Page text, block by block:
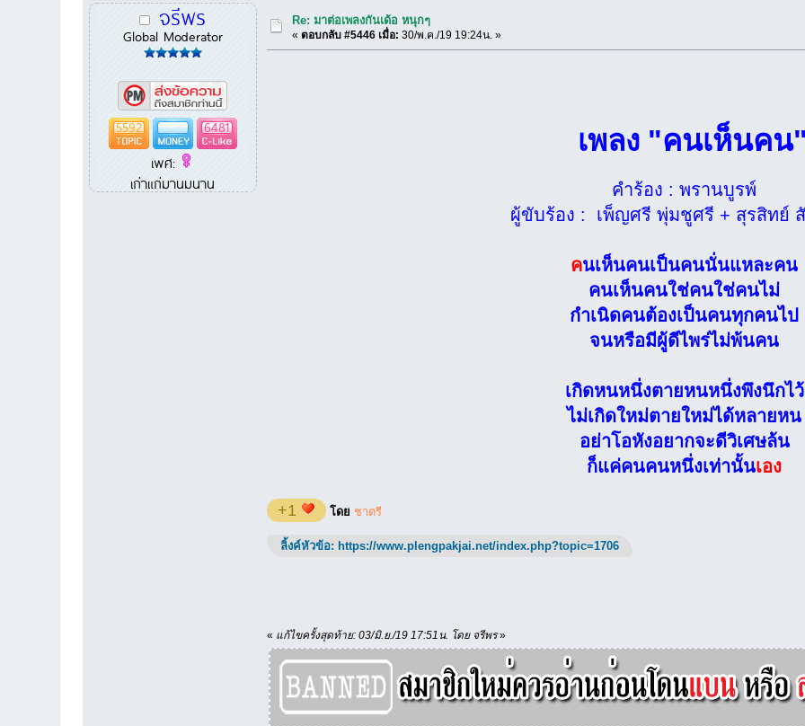
จรีพร
Global Moderator
5592
6481
เพศ:
เก่าแก่มานมนาน
Re: มาต่อเพลงกันเด้อ หนุกๆ
«ตอบกลับ #5446 เมื่อ: 30/พ.ค./19 19:24น. »
เพลง "คนเห็นค
คำร้อง : พรานบูรพ์
ผู้ขับร้อง : เพ็ญศรี พุ่มชูศรี + สุรสิทย์
คนเห็นคนเป็นคนนั่นแหละคน
คนเห็นคนใช่คนใช่คนไม่
กำเนิดคนต้องเป็นคนทุกคนไป
จนหรือมีผู้ดีไพร่ไม่พ้นคน
เกิดหนหนึ่งตายหนหนึ่งพึงนึกไว้
ไม่เกิดใหม่ตายใหม่ได้หลายหน
อย่าโอหังอยากจะดีวิเศษล้น
ก็แค่คนคนหนึ่งเท่านั้นเอง
+1 โดย ชาตรี
ลิ้งค์หัวข้อ: https://www.plengpakjai.net/index.php?topic=1706
« แก้ไขครั้งสุดท้าย: 03/มิ.ย./19 17:51น. โดย จรีพร»